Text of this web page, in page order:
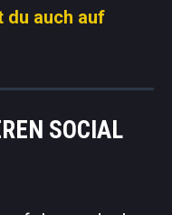
du auch auf
SOCIAL